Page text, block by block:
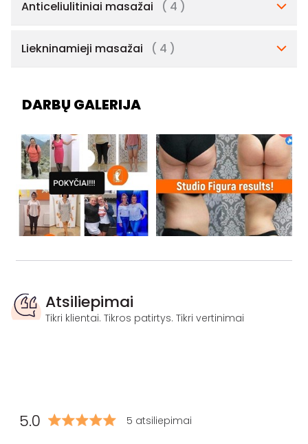
Anticeliulitiniai masažai ( 4 )
Liekninamieji masažai ( 4 )
DARBŲ GALERIJA
Atsiliepimai
Tikri klientai. Tikros patirtys. Tikri vertinimai
5.0 5 atsiliepimai